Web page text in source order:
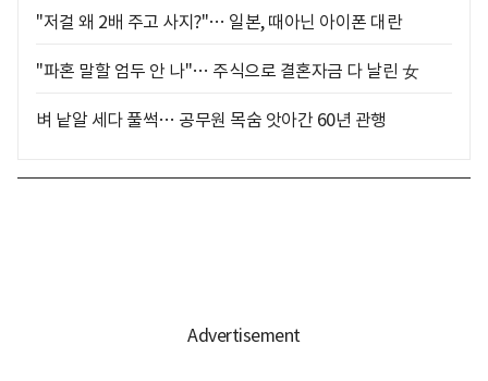
"저걸 왜 2배 주고 사지?"… 일본, 때아닌 아이폰 대란
"파혼 말할 엄두 안 나"… 주식으로 결혼자금 다 날린 女
벼 낱알 세다 풀썩… 공무원 목숨 앗아간 60년 관행